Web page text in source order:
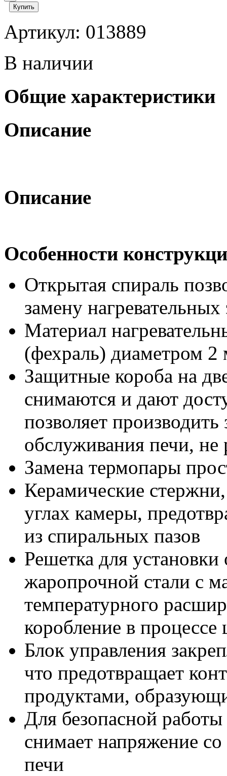
Купить
Артикул: 013889
В наличии
Общие характеристики
Описание
Описание
Особенности
Открытая спираль
замену нагревательных
Материал
(фехраль) диаметром
Защитные короба на
снимаются и дают
позволяет
обслуживания печи, не
Замена термопары
Керамические
углах камеры,
из спиральных пазов
Решетка для установки
жаропрочной стали с
температурного
коробление в
Блок управления
что предотвращает
продуктами,
Для безопасной
снимает напряжение
печи